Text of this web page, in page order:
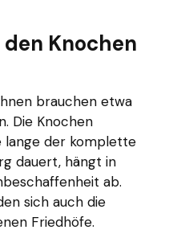
Knochen
brauchen etwa
Die Knochen
lange der komplette
dauert, hängt in
ab.
sich auch die
Friedhöfe.